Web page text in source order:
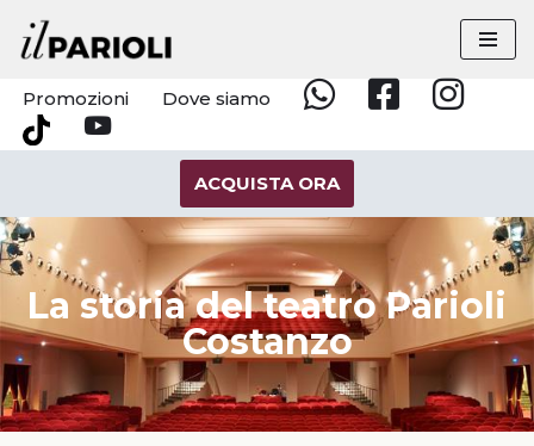
Vai
al
contenuto
Promozioni Dove siamo
WhatsappFacebookInstagram
Tik
YouTube
ACQUISTA ORA
La storia del teatro Parioli
Costanzo